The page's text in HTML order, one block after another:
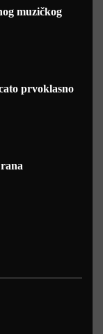
muzičkog
prvoklasno